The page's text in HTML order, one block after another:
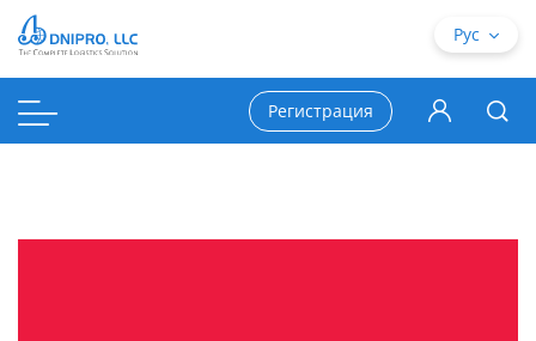
Рус
Регистрация